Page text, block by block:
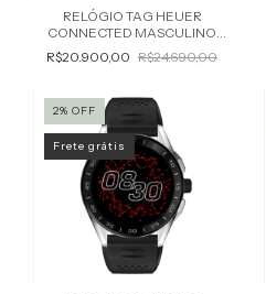
RELÓGIO TAG HEUER
CONNECTED MASCULINO
SBG8A80.BT6221
R$20.900,00 R$24.690,00
2% OFF
Frete grátis